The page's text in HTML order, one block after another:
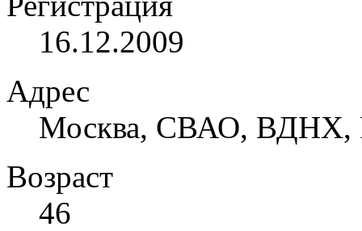
16.12.2009
Адрес
Москва, СВАО, ВДНХ,
Возраст
46